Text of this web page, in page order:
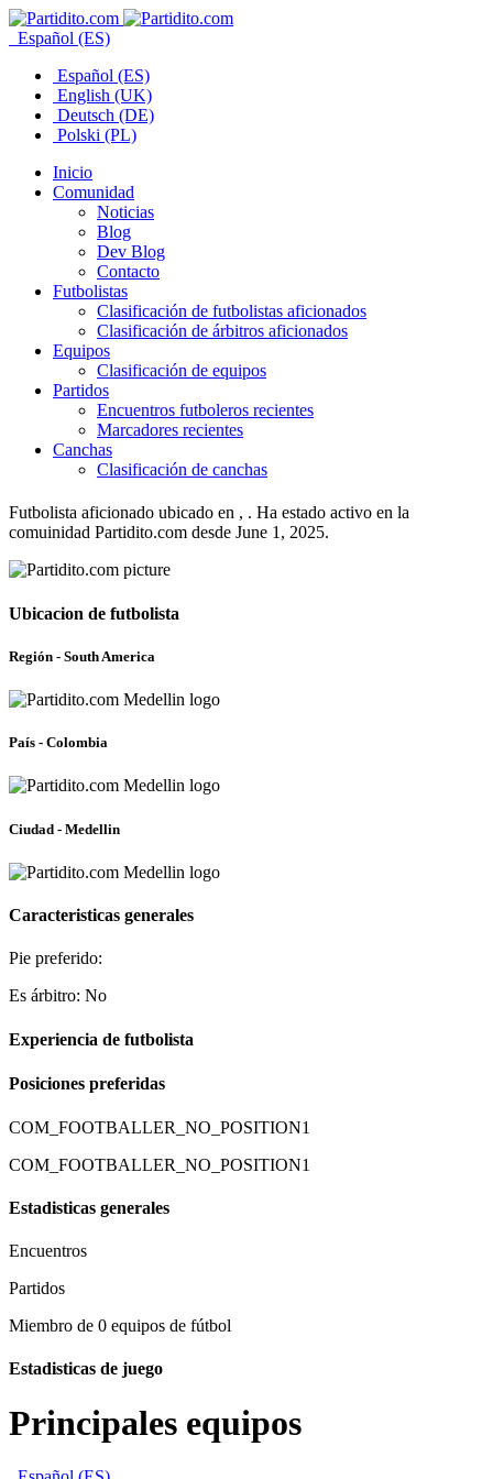
Español (ES)
Español (ES)
English (UK)
Deutsch (DE)
Polski (PL)
Inicio
Comunidad
Noticias
Blog
Dev Blog
Contacto
Futbolistas
Clasificación de futbolistas aficionados
Clasificación de árbitros aficionados
Equipos
Clasificación de equipos
Partidos
Encuentros futboleros recientes
Marcadores recientes
Canchas
Clasificación de canchas
Futbolista aficionado ubicado en , . Ha estado activo en la
comuinidad Partidito.com desde June 1, 2025.
Ubicacion de futbolista
Región - South America
País - Colombia
Ciudad - Medellin
Caracteristicas generales
Pie preferido:
Es árbitro: No
Experiencia de futbolista
Posiciones preferidas
COM_FOOTBALLER_NO_POSITION1
COM_FOOTBALLER_NO_POSITION1
Estadisticas generales
Encuentros
Partidos
Miembro de 0 equipos de fútbol
Estadisticas de juego
Principales equipos